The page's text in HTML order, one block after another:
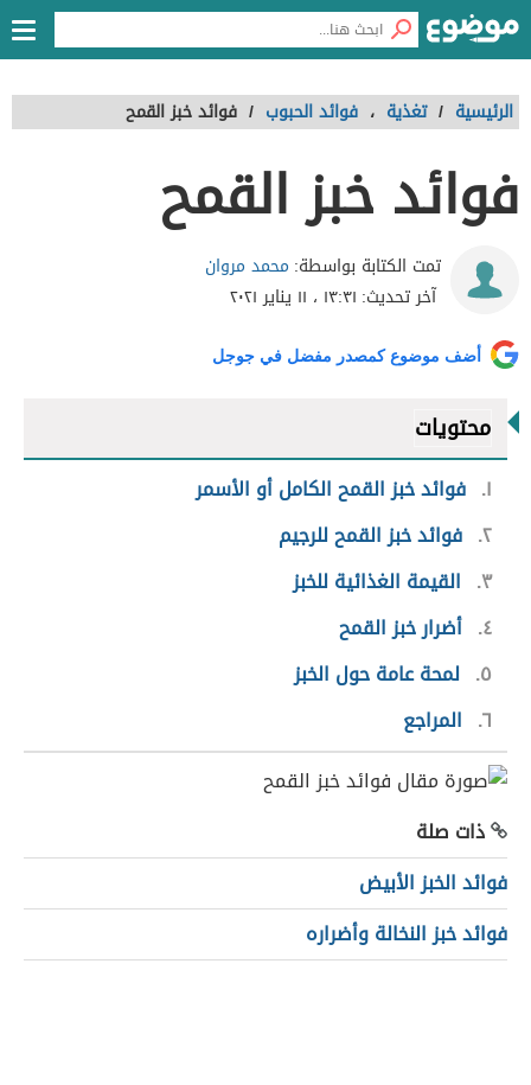
الرئيسية / تغذية ، فوائد الحبوب / فوائد خبز القمح
فوائد خبز القمح
تمت الكتابة بواسطة: محمد مروان
آخر تحديث: ١٣:٣١ ، ١١ يناير ٢٠٢١
أضف موضوع كمصدر مفضل في جوجل
محتويات
١ فوائد خبز القمح الكامل أو الأسمر
٢ فوائد خبز القمح للرجيم
٣
القيمة الغذائية للخبز
٤ أضرار خبز القمح
٥ لمحة عامة حول الخبز
٦ المراجع
ذات صلة
فوائد الخبز الأبيض
فوائد خبز النخالة وأضراره